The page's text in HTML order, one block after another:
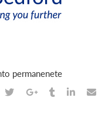
permanenete